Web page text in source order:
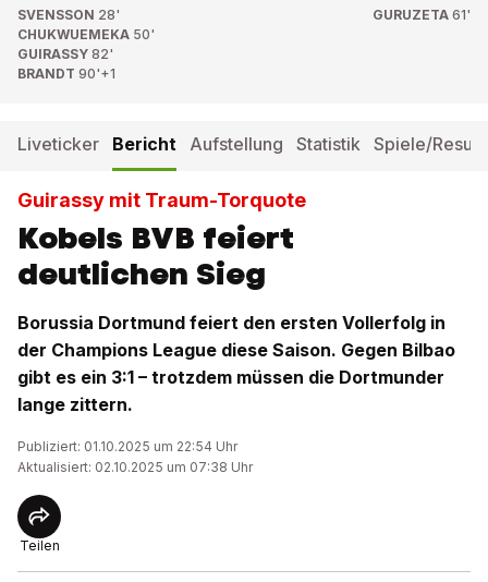
SVENSSON 28'
CHUKWUEMEKA 50'
GUIRASSY 82'
BRANDT 90'+1
GURUZETA 61'
Liveticker Bericht Aufstellung Statistik Spiele/
Guirassy mit Traum-Torquote
Kobels BVB feiert
deutlichen Sieg
Borussia Dortmund feiert den ersten Vollerfolg in
der Champions League diese Saison. Gegen Bilbao
gibt es ein 3:1 – trotzdem müssen die Dortmunder
lange zittern.
Publiziert: 01.10.2025 um 22:54 Uhr
Aktualisiert: 02.10.2025 um 07:38 Uhr
Teilen